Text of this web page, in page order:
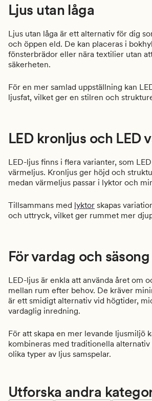
Ljus utan låga
Ljus utan låga är ett alternativ för dig
och öppen eld. De kan placeras i
fönsterbrädor eller nära textilier utan
säkerheten.
För en mer samlad uppställning kan
ljusfat, vilket ger en stilren och
LED kronljus och LED
LED-ljus finns i flera varianter, som
värmeljus. Kronljus ger höjd och
medan värmeljus passar i lyktor och
Tillsammans med lyktor skapas
och uttryck, vilket ger rummet mer
För vardag och säsong
LED-ljus är enkla att använda året om
mellan rum efter behov. De kräver
är ett smidigt alternativ vid högtider,
vardaglig inredning.
För att skapa en mer levande ljusmiljö
kombineras med traditionella alternativ
olika typer av ljus samspelar.
Utforska andra